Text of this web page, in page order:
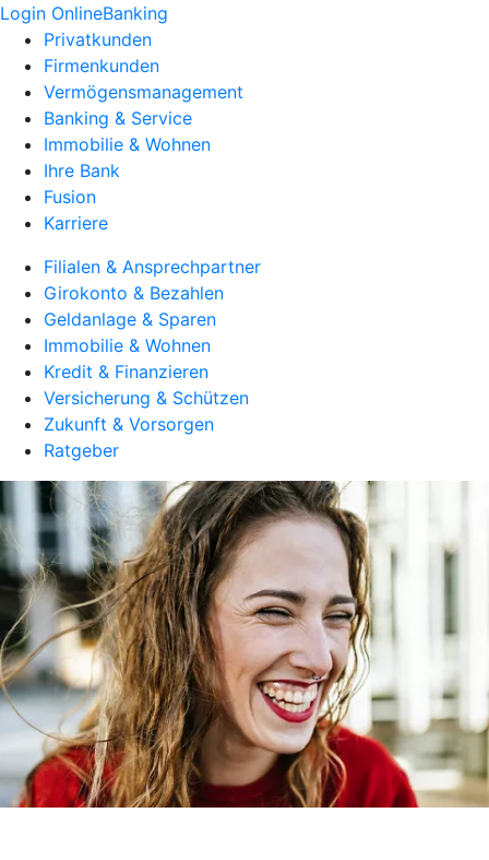
Login OnlineBanking
Privatkunden
Firmenkunden
Vermögensmanagement
Banking & Service
Immobilie & Wohnen
Ihre Bank
Fusion
Karriere
Filialen & Ansprechpartner
Girokonto & Bezahlen
Geldanlage & Sparen
Immobilie & Wohnen
Kredit & Finanzieren
Versicherung & Schützen
Zukunft & Vorsorgen
Ratgeber